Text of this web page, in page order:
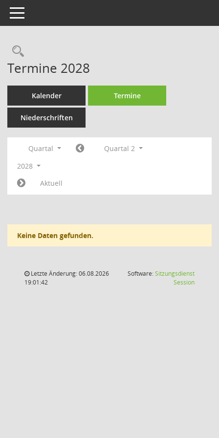
Toggle navigation
Rechercheauswahl
Termine 2028
Kalender Termine
Niederschriften
Quartal
Quartal 2
2028
Aktuell
Keine Daten gefunden.
Letzte Änderung: 06.08.2026
19:01:42
Software:Sitzungsdienst
Session(Wird in